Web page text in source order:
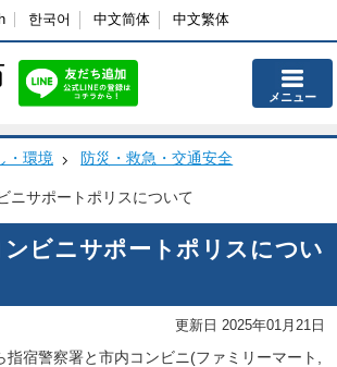
한국어 中文简体 中文繁体
メニュー
・環境
防災・救急・交通安全
ニサポートポリスについて
ンビニサポートポリスについ
更新日 2025年01月21日
宿警察署と市内コンビニ(ファミリーマート,